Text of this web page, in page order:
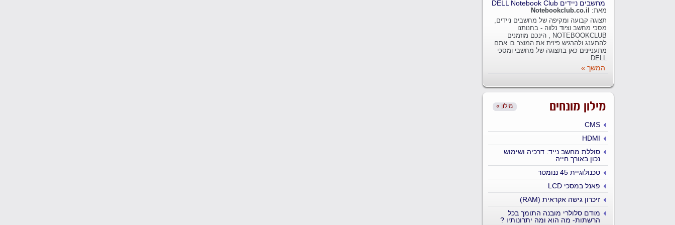
מחשבים ניידים DELL Notebook Club
מאת:
Notebookclub.co.il
תצוגה קבועה ומקיפה של מחשבים ניידים,
מסכי מחשב וציוד נלווה - בחנותנו
NOTEBOOKCLUB , הינכם מוזמנים
להתענג ולהרגיש פיזית את המוצר בו אתם
מתעניינים כאן בתצוגה של מחשבי ומסכי
DELL .
המשך »
« מילון מילון מונחים
CMS
HDMI
סוללת מחשב נייד: דרכיה ושימוש
נכון באורך חייה
טכנולוגיית 45 ננומטר
פאנל במסכי LCD
זיכרון גישה אקראית (RAM)
מודם סלולרי מובנה התומך בכל
הרשתות- מה הוא ומה יתרונותיו ?